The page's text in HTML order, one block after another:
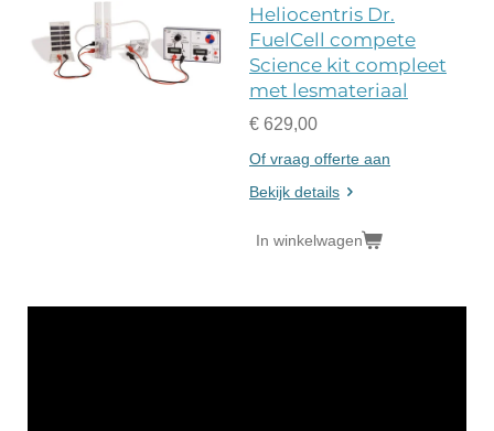
Heliocentris Dr.
FuelCell compete
Science kit compleet
met lesmateriaal
€ 629,00
Of vraag offerte aan
Bekijk details
In winkelwagen